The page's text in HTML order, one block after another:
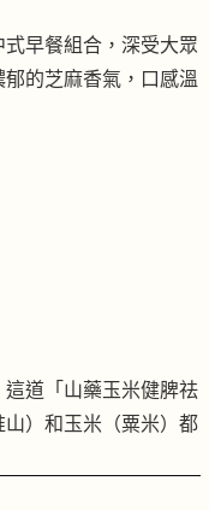
早餐組合，深受大眾
的芝麻香氣，口感溫
道「山藥玉米健脾祛
）和玉米（粟米）都